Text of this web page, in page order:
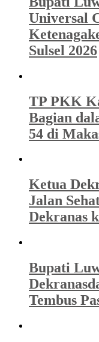
Universal
Sulsel 2026
TP PKK
Bagian
54 di
Ketua
Jalan
Dekranas
Bupati
Tembus